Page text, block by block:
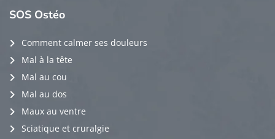
SOS Ostéo
Comment calmer ses douleurs
Mal à la tête
Mal au cou
Mal au dos
Maux au ventre
Sciatique et cruralgie